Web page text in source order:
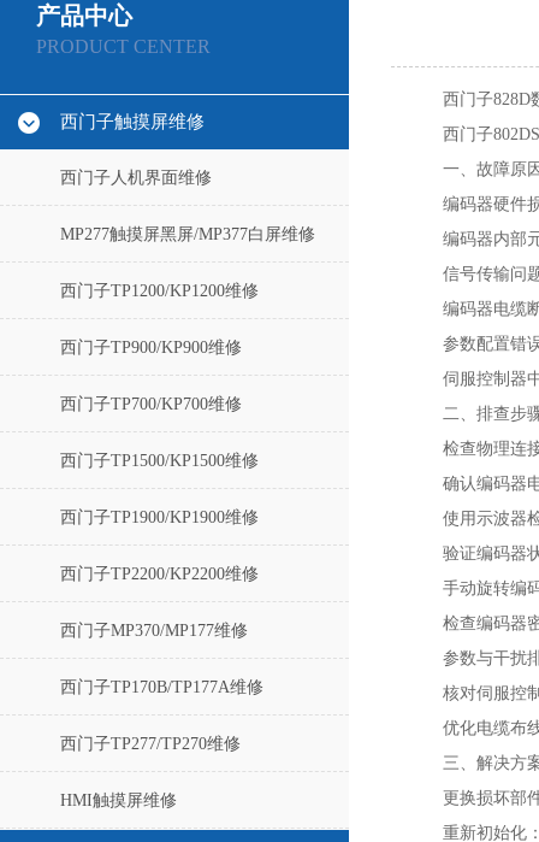
产品中心
PRODUCT CENTER
西门子触摸屏维修
西门子人机界面维修
MP277触摸屏黑屏/MP377白屏维修
西门子TP1200/KP1200维修
西门子TP900/KP900维修
西门子TP700/KP700维修
西门子TP1500/KP1500维修
西门子TP1900/KP1900维修
西门子TP2200/KP2200维修
西门子MP370/MP177维修
西门子TP170B/TP177A维修
西门子TP277/TP270维修
HMI触摸屏维修
西门子828D
西门子
一、故障原
编码器硬件
编码器内部
信号传输问
编码器电缆
参数配置错
伺服控制器
二、排查步
检查物理连
确认编码器
使用示波器
验证编码器
手动旋转编
检查编码器
参数与干扰
核对伺服控
优化电缆布
三、解决方
更换损坏部
重新初始化‌